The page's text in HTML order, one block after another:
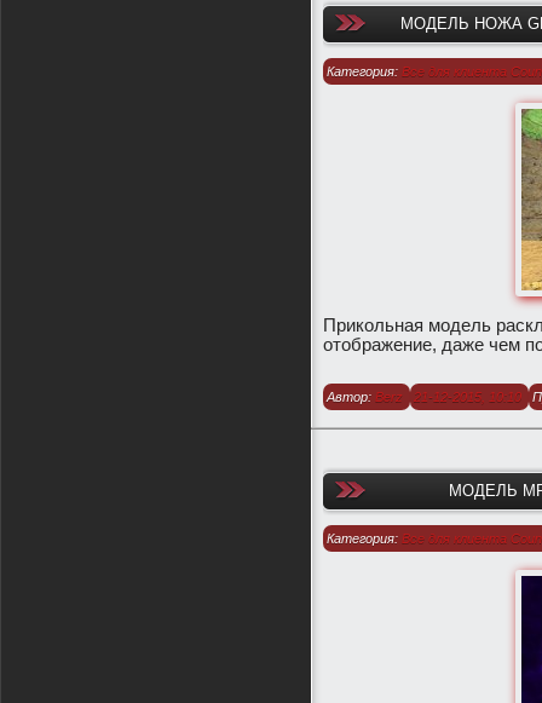
МОДЕЛЬ НОЖА
Категория: Все для клиента
Модели оружия для CS 1.6
​Прикольная модель
отображение, даже чем
Автор: Berz 21-12-2015, 10:10
МОДЕЛЬ
Категория: Все для клиента
Модели оружия для CS 1.6